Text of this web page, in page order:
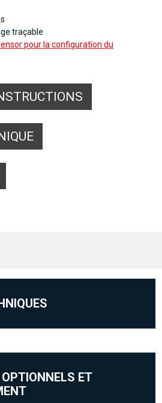
traçable
pour la configuration du
ET